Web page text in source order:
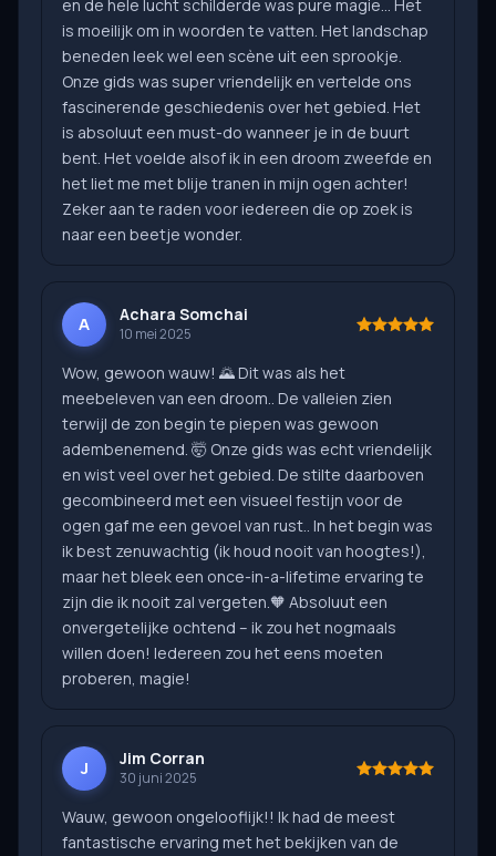
en de hele lucht schilderde was pure magie... Het
is moeilijk om in woorden te vatten. Het landschap
beneden leek wel een scène uit een sprookje.
Onze gids was super vriendelijk en vertelde ons
fascinerende geschiedenis over het gebied. Het
is absoluut een must-do wanneer je in de buurt
bent. Het voelde alsof ik in een droom zweefde en
het liet me met blije tranen in mijn ogen achter!
Zeker aan te raden voor iedereen die op zoek is
naar een beetje wonder.
A Achara Somchai
10 mei 2025
Wow, gewoon wauw! 🌄 Dit was als het
meebeleven van een droom.. De valleien zien
terwijl de zon begin te piepen was gewoon
adembenemend. 🤯 Onze gids was echt vriendelijk
en wist veel over het gebied. De stilte daarboven
gecombineerd met een visueel festijn voor de
ogen gaf me een gevoel van rust.. In het begin was
ik best zenuwachtig (ik houd nooit van hoogtes!),
maar het bleek een once-in-a-lifetime ervaring te
zijn die ik nooit zal vergeten.🧡 Absoluut een
onvergetelijke ochtend – ik zou het nogmaals
willen doen! Iedereen zou het eens moeten
proberen, magie!
J Jim Corran
30 juni 2025
Wauw, gewoon ongelooflijk!! Ik had de meest
fantastische ervaring met het bekijken van de